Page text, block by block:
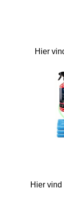
Hier
Hier